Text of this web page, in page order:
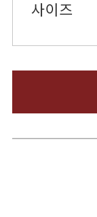
사이즈